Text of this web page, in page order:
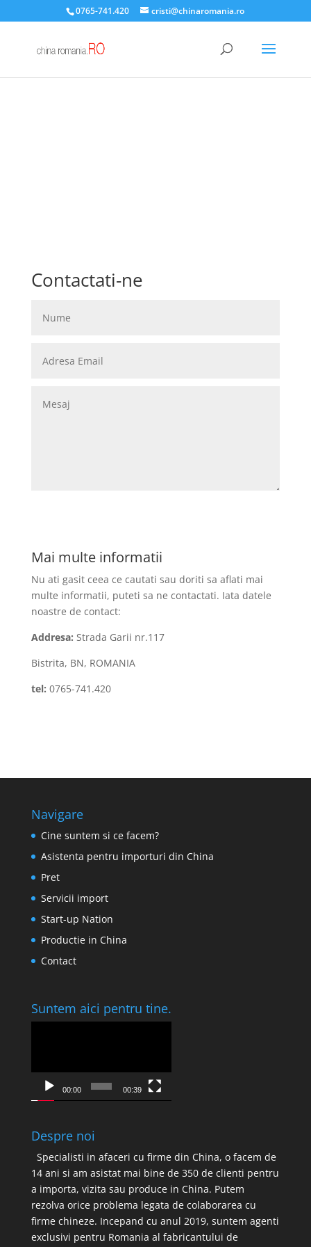
0765-741.420 cristi@chinaromania.ro
Contactati-ne
Mai multe informatii
Nu ati gasit ceea ce cautati sau doriti sa aflati mai
multe informatii, puteti sa ne contactati. Iata datele
noastre de contact:
Addresa: Strada Garii nr.117
Bistrita, BN, ROMANIA
tel: 0765-741.420
Navigare
Cine suntem si ce facem?
Asistenta pentru importuri din China
Pret
Servicii import
Start-up Nation
Productie in China
Contact
Suntem aici pentru tine.
00:00 00:39
Despre noi
Specialisti in afaceri cu firme din China, o facem de
14 ani si am asistat mai bine de 350 de clienti pentru
a importa, vizita sau produce in China. Putem
rezolva orice problema legata de colaborarea cu
firme chineze. Incepand cu anul 2019, suntem agenti
exclusivi pentru Romania al fabricantului de